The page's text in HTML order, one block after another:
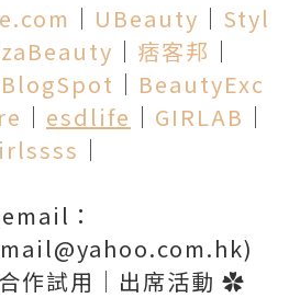
│ UBeauty │ Styl
│ 痞客邦 │
BlogSpot │ BeautyExc
│ esdlife │ GIRLAB │
│
：
作試用│出席活動 ✿